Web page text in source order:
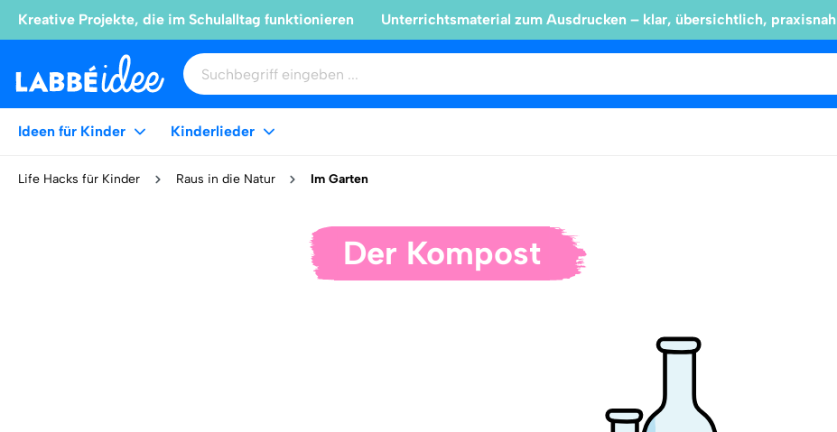
Kreative Projekte, die im Schulalltag funktionieren Unterrichtsmaterial zum Ausdrucken – klar, übersichtlich, praxisnah
Ideen für Kinder Kinderlieder
Life Hacks für Kinder Raus in die Natur Im Garten
Der Kompost